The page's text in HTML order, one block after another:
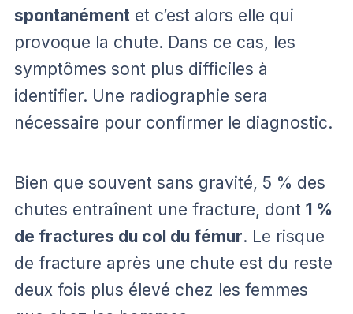
spontanément et c’est alors elle qui
provoque la chute. Dans ce cas, les
symptômes sont plus difficiles à
identifier. Une radiographie sera
nécessaire pour confirmer le diagnostic.
Bien que souvent sans gravité, 5 % des
chutes entraînent une fracture, dont 1 %
de fractures du col du fémur. Le risque
de fracture après une chute est du reste
deux fois plus élevé chez les femmes